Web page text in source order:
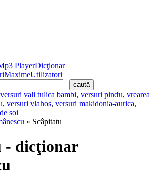
PlayerDicţionar
MaximeUtilizatori
versuri vali tulica bambi, versuri pindu, vrearea
, versuri vlahos, versuri makidonia-aurica,
soi
» Scâpitatu
- dicţionar